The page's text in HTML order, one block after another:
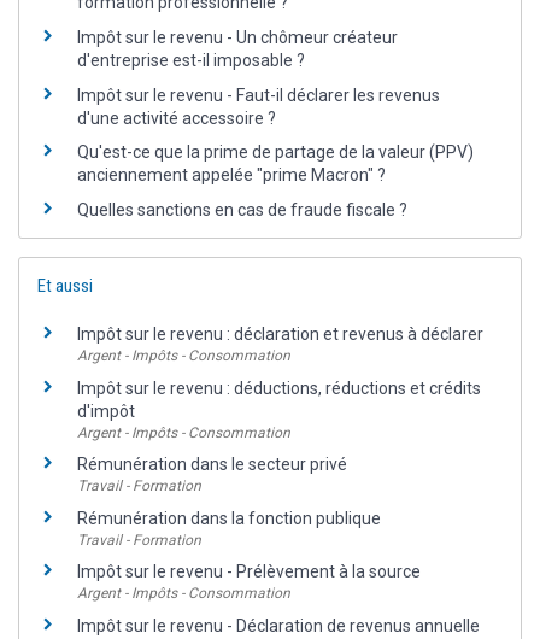
Impôt sur le revenu - Un chômeur créateur
d'entreprise est-il imposable ?
Impôt sur le revenu - Faut-il déclarer les revenus
d'une activité accessoire ?
Qu'est-ce que la prime de partage de la valeur (PPV)
anciennement appelée "prime Macron" ?
Quelles sanctions en cas de fraude fiscale ?
Et aussi
Impôt sur le revenu : déclaration et revenus à déclarer
Argent - Impôts - Consommation
Impôt sur le revenu : déductions, réductions et crédits
d'impôt
Argent - Impôts - Consommation
Rémunération dans le secteur privé
Travail - Formation
Rémunération dans la fonction publique
Travail - Formation
Impôt sur le revenu - Prélèvement à la source
Argent - Impôts - Consommation
Impôt sur le revenu - Déclaration de revenus annuelle